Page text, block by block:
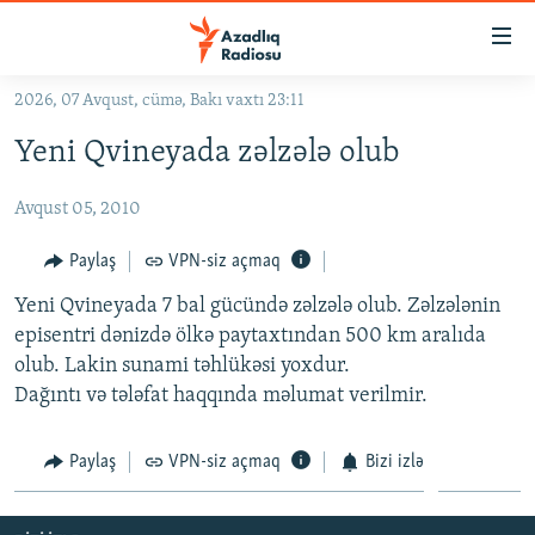
Əsas
qayıt
naviqasiyaya
Axtarışa
keç
#İZAHLA
KORRUPSIOMETR
#ƏSLINDƏ
FƏRQƏ BAX
QANUNI DOĞRU
ARAŞDIRMA
VIDEO
FOTOQALEREYA
RADIO ARXIV
OXU ZALI
HAQQIMIZDA
2026, 07 Avqust, cümə, Bakı vaxtı 23:11
Yeni Qvineyada zəlzələ olub
Avqust 05, 2010
Paylaş VPN-siz açmaq
Yeni Qvineyada 7 bal gücündə zəlzələ olub. Zəlzələnin
episentri dənizdə ölkə paytaxtından 500 km aralıda
olub. Lakin sunami təhlükəsi yoxdur.
Dağıntı və tələfat haqqında məlumat verilmir.
Paylaş VPN-siz açmaq Bizi izlə